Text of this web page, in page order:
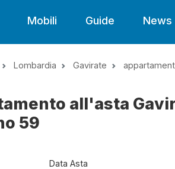
Mobili Guide News
Lombardia Gavirate
all'asta
59
Data Asta